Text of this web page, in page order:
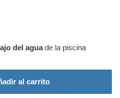
del aguade la piscina
al carrito